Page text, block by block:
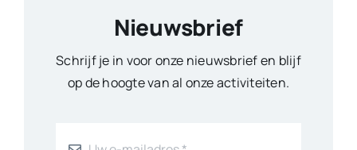
Nieuwsbrief
Schrijf je in voor onze nieuwsbrief en blijf
op de hoogte van al onze activiteiten.